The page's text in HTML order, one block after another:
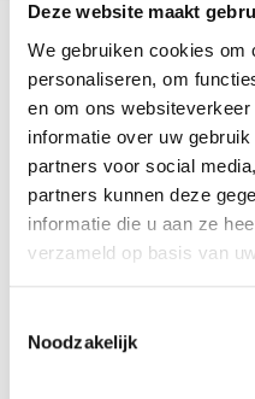
Deze website maakt
We gebruiken cookies om
personaliseren, om
en om ons
informatie over uw
partners voor social
partners kunnen deze
informatie die u aan ze
verzameld op basis van
Noodzakelijk
De Raat DRS Prisma III/3
Moderne kwalitatieve
officieel ECB-S gecertifice...